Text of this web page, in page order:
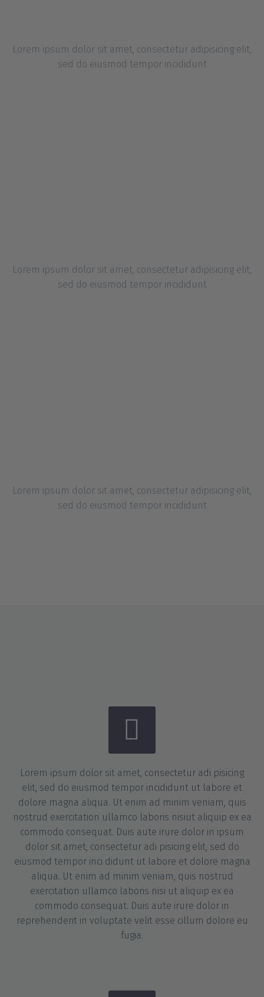
Lorem ipsum dolor sit amet, consectetur adipisicing elit,
sed do eiusmod tempor incididunt
Lorem ipsum dolor sit amet, consectetur adipisicing elit,
sed do eiusmod tempor incididunt
Lorem ipsum dolor sit amet, consectetur adipisicing elit,
sed do eiusmod tempor incididunt


Lorem ipsum dolor sit amet, consectetur adi pisicing
elit, sed do eiusmod tempor incididunt ut labore et
dolore magna aliqua. Ut enim ad minim veniam, quis
nostrud exercitation ullamco laboris nisiut aliquip ex ea
commodo consequat. Duis aute irure dolor in ipsum
dolor sit amet, consectetur adi pisicing elit, sed do
eiusmod tempor inci didunt ut labore et dolore magna
aliqua. Ut enim ad minim veniam, quis nostrud
exercitation ullamco laboris nisi ut aliquip ex ea
commodo consequat. Duis aute irure dolor in
reprehenderit in voluptate velit esse cillum dolore eu
fugia.